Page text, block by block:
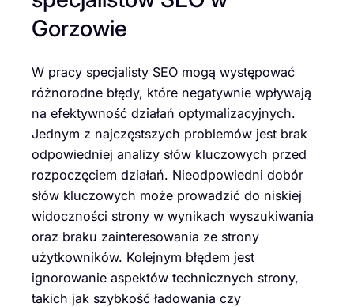
Gorzowie
W pracy specjalisty SEO mogą występować
różnorodne błędy, które negatywnie wpływają
na efektywność działań optymalizacyjnych.
Jednym z najczęstszych problemów jest brak
odpowiedniej analizy słów kluczowych przed
rozpoczęciem działań. Nieodpowiedni dobór
słów kluczowych może prowadzić do niskiej
widoczności strony w wynikach wyszukiwania
oraz braku zainteresowania ze strony
użytkowników. Kolejnym błędem jest
ignorowanie aspektów technicznych strony,
takich jak szybkość ładowania czy